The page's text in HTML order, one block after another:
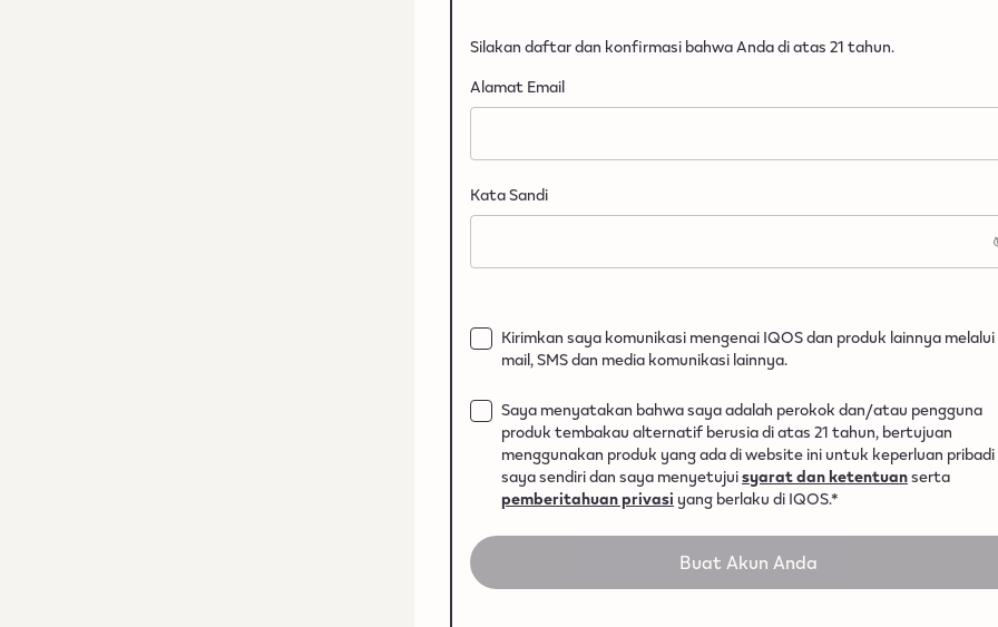
Silakan daftar dan konfirmasi bahwa Anda di atas 21 tahun.
Alamat Email
Kata Sandi
Huruf besar
Huruf kecil
1 karakter khusus
Kirimkan saya komunikasi mengenai IQOS dan produk lainnya
mail, SMS dan media komunikasi lainnya.
Saya menyatakan bahwa saya adalah perokok dan/atau pengguna
produk tembakau alternatif berusia di atas 21 tahun, bertujuan
menggunakan produk yang ada di website ini untuk keperluan pribadi
saya sendiri dan saya menyetujuisyarat dan ketentuanserta
pemberitahuan privasi yang berlaku di IQOS.*
Buat Akun Anda